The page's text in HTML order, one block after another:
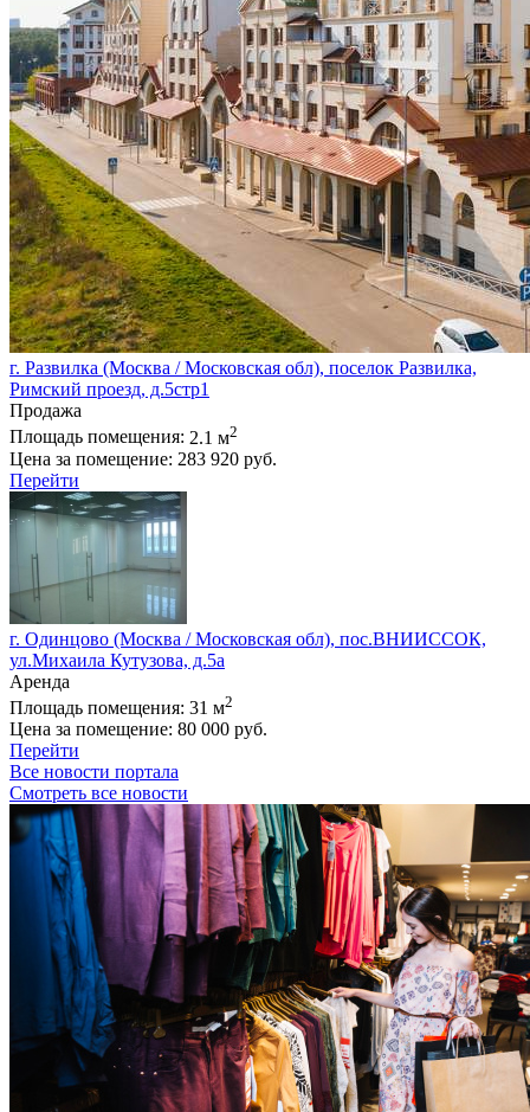
г. Развилка (Москва / Московская обл), поселок Развилка,
Римский проезд, д.5стр1
Продажа
Площадь помещения: 2.1 м2
Цена за помещение: 283 920 руб.
Перейти
г. Одинцово (Москва / Московская обл), пос.ВНИИССОК,
ул.Михаила Кутузова, д.5а
Аренда
Площадь помещения: 31 м2
Цена за помещение: 80 000 руб.
Перейти
Все новости портала
Смотреть все новости